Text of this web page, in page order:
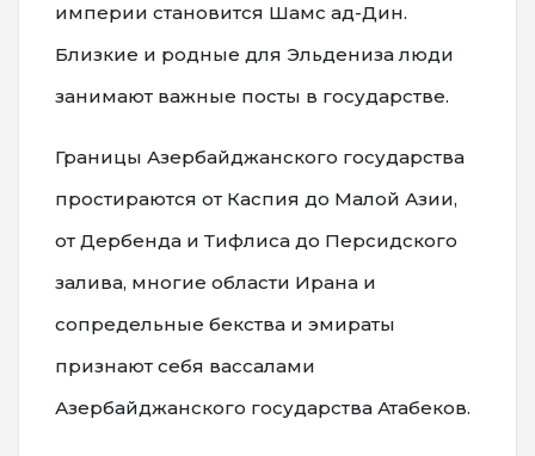
империи становится Шамс ад-Дин.
Близкие и родные для Эльдениза люди
занимают важные посты в государстве.
Границы Азербайджанского государства
простираются от Каспия до Малой Азии,
от Дербенда и Тифлиса до Персидского
залива, многие области Ирана и
сопредельные бекства и эмираты
признают себя вассалами
Азербайджанского государства Атабеков.